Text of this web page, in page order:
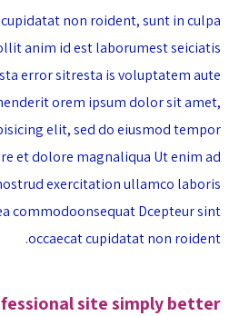
non roident, sunt in culpa
anim id est laborumest seiciatis
error sitresta is voluptatem aute
orem ipsum dolor sit amet,
elit, sed do eiusmod tempor
et dolore magnaliqua Ut enim ad
exercitation ullamco laboris
commodoonsequat Dcepteur sint
occaecat cupidatat non roident.
site simply better.